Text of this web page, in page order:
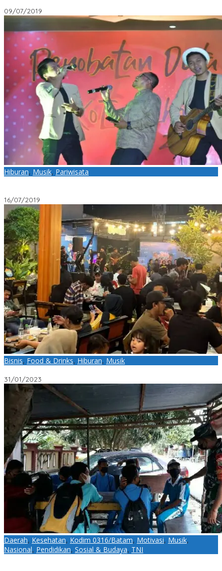
09/07/2019
Hiburan, Musik, Pariwisata
16/07/2019
Bisnis, Food & Drinks, Hiburan, Musik
31/01/2023
Daerah, Kesehatan, Kodim 0316/Batam, Motivasi, Musik,
Nasional, Pendidikan, Sosial & Budaya, TNI